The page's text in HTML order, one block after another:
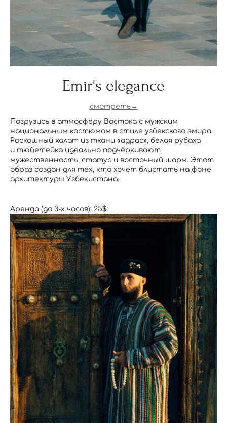
Emir's elegance
смотреть→
Погрузись в атмосферу Востока с мужским
национальным костюмом в стиле узбекского эмира.
Роскошный халат из ткани «адрас», белая рубаха
и тюбетейка идеально подчёркивают
мужественность, статус и восточный шарм. Этот
образ создан для тех, кто хочет блистать на фоне
архитектуры Узбекистана.
Аренда (до 3-х часов): 25$